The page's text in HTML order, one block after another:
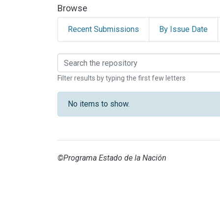
Browse
Recent Submissions By Issue Date
Browsing
Filter results by typing the first few letters
No items to show.
©Programa Estado de la Nación